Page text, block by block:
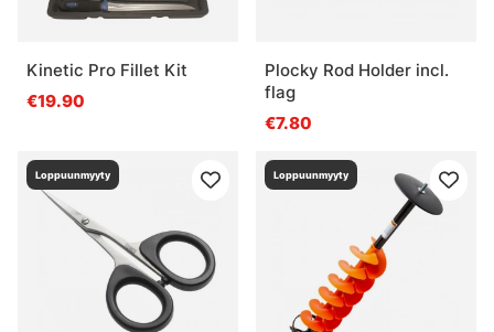
Kinetic Pro Fillet Kit
€19.90
Plocky Rod Holder incl.
flag
€7.80
Loppuunmyyty Loppuunmyyty